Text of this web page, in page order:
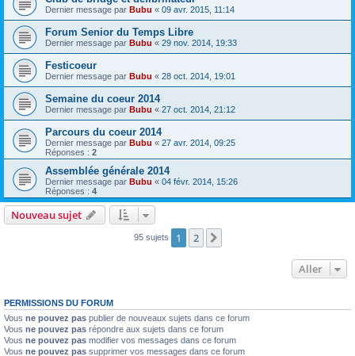
Dernier message par Bubu « 09 avr. 2015, 11:14
Forum Senior du Temps Libre
Dernier message par Bubu « 29 nov. 2014, 19:33
Festicoeur
Dernier message par Bubu « 28 oct. 2014, 19:01
Semaine du coeur 2014
Dernier message par Bubu « 27 oct. 2014, 21:12
Parcours du coeur 2014
Dernier message par Bubu « 27 avr. 2014, 09:25
Réponses : 2
Assemblée générale 2014
Dernier message par Bubu « 04 févr. 2014, 15:26
Réponses : 4
Nouveau sujet
95 sujets 1 2
Aller
PERMISSIONS DU FORUM
Vous ne pouvez pas publier de nouveaux sujets dans ce forum
Vous ne pouvez pas répondre aux sujets dans ce forum
Vous ne pouvez pas modifier vos messages dans ce forum
Vous ne pouvez pas supprimer vos messages dans ce forum